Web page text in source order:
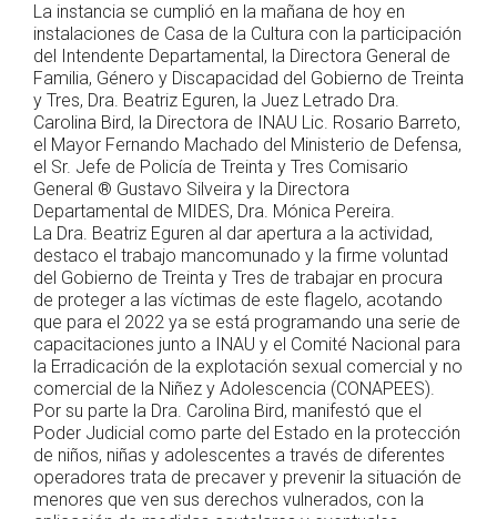
La instancia se cumplió en la mañana de hoy en
instalaciones de Casa de la Cultura con la participación
del Intendente Departamental, la Directora General de
Familia, Género y Discapacidad del Gobierno de Treinta
y Tres, Dra. Beatriz Eguren, la Juez Letrado Dra.
Carolina Bird, la Directora de INAU Lic. Rosario Barreto,
el Mayor Fernando Machado del Ministerio de Defensa,
el Sr. Jefe de Policía de Treinta y Tres Comisario
General ® Gustavo Silveira y la Directora
Departamental de MIDES, Dra. Mónica Pereira.
La Dra. Beatriz Eguren al dar apertura a la actividad,
destaco el trabajo mancomunado y la firme voluntad
del Gobierno de Treinta y Tres de trabajar en procura
de proteger a las víctimas de este flagelo, acotando
que para el 2022 ya se está programando una serie de
capacitaciones junto a INAU y el Comité Nacional para
la Erradicación de la explotación sexual comercial y no
comercial de la Niñez y Adolescencia (CONAPEES).
Por su parte la Dra. Carolina Bird, manifestó que el
Poder Judicial como parte del Estado en la protección
de niños, niñas y adolescentes a través de diferentes
operadores trata de precaver y prevenir la situación de
menores que ven sus derechos vulnerados, con la